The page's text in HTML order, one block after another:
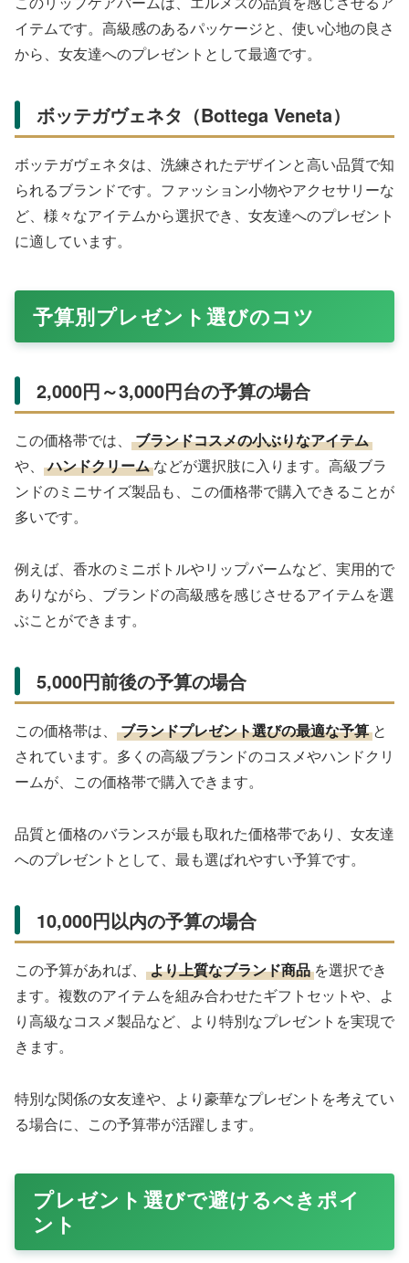
イテムです。高級感のあるパッケージと、使い心地の良さ
から、女友達へのプレゼントとして最適です。
ボッテガヴェネタ（Bottega Veneta）
ボッテガヴェネタは、洗練されたデザインと高い品質で知
られるブランドです。ファッション小物やアクセサリーな
ど、様々なアイテムから選択でき、女友達へのプレゼント
に適しています。
予算別プレゼント選びのコツ
2,000円～3,000円台の予算の場合
この価格帯では、
ブランドコスメの小ぶりなアイテム
や、
ハンドクリーム などが選択肢に入ります。高級ブラ
ンドのミニサイズ製品も、この価格帯で購入できることが
多いです。
例えば、香水のミニボトルやリップバームなど、実用的で
ありながら、ブランドの高級感を感じさせるアイテムを選
ぶことができます。
5,000円前後の予算の場合
この価格帯は、 ブランドプレゼント選びの最適な予算 と
されています。多くの高級ブランドのコスメやハンドクリ
ームが、この価格帯で購入できます。
品質と価格のバランスが最も取れた価格帯であり、女友達
へのプレゼントとして、最も選ばれやすい予算です。
10,000円以内の予算の場合
この予算があれば、 より上質なブランド商品 を選択でき
ます。複数のアイテムを組み合わせたギフトセットや、よ
り高級なコスメ製品など、より特別なプレゼントを実現で
きます。
特別な関係の女友達や、より豪華なプレゼントを考えてい
る場合に、この予算帯が活躍します。
プレゼント選びで避けるべきポイ
ント